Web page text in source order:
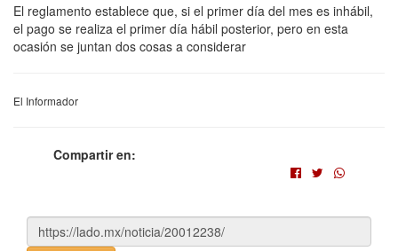
El reglamento establece que, si el primer día del mes es inhábil,
el pago se realiza el primer día hábil posterior, pero en esta
ocasión se juntan dos cosas a considerar
El Informador
Compartir en: